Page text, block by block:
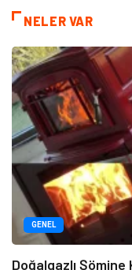
NELER VAR
GENEL
Doğalgazlı